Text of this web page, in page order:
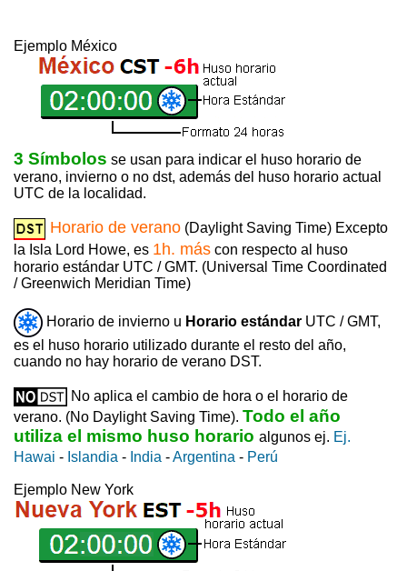
Ejemplo México
3 Símbolos se usan para indicar el huso horario de
verano, invierno o no dst, además del huso horario actual
UTC de la localidad.
Horario de verano (Daylight Saving Time) Excepto
la Isla Lord Howe, es 1h. más con respecto al huso
horario estándar UTC / GMT. (Universal Time Coordinated
/ Greenwich Meridian Time)
Horario de invierno u Horario estándar UTC / GMT,
es el huso horario utilizado durante el resto del año,
cuando no hay horario de verano DST.
No aplica el cambio de hora o el horario de
verano. (No Daylight Saving Time). Todo el año
utiliza el mismo huso horario algunos ej. Ej.
Hawai - Islandia - India -Argentina - Perú
Ejemplo New York